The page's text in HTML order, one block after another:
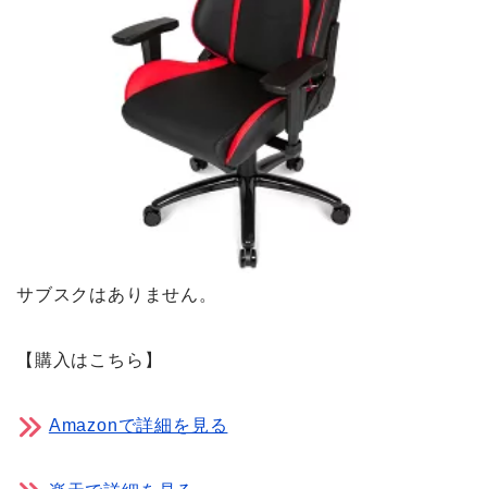
サブスクはありません。
【購入はこちら】
Amazonで詳細を見る